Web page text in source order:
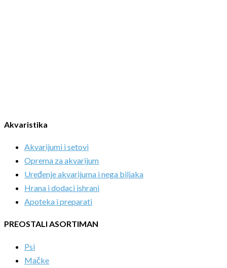
Akvaristika
Akvarijumi i setovi
Oprema za akvarijum
Uređenje akvarijuma i nega biljaka
Hrana i dodaci ishrani
Apoteka i preparati
PREOSTALI ASORTIMAN
Psi
Mačke